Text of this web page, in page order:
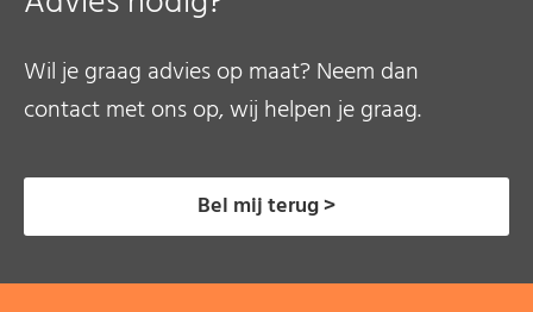
Wil je graag advies op maat? Neem dan
contact met ons op, wij helpen je graag.
Bel mij terug >